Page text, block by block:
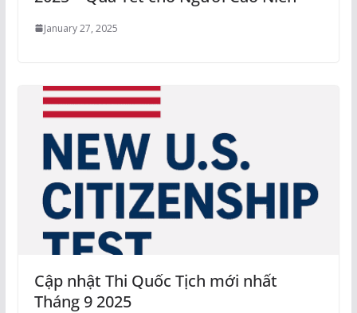
January 27, 2025
Cập nhật Thi Quốc Tịch mới nhất
Tháng 9 2025